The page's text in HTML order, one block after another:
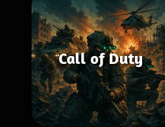
Call of Duty